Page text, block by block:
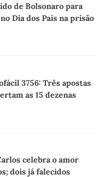
de Bolsonaro para
Dia dos Pais na prisão
3756: Três apostas
as 15 dezenas
celebra o amor
dois já falecidos